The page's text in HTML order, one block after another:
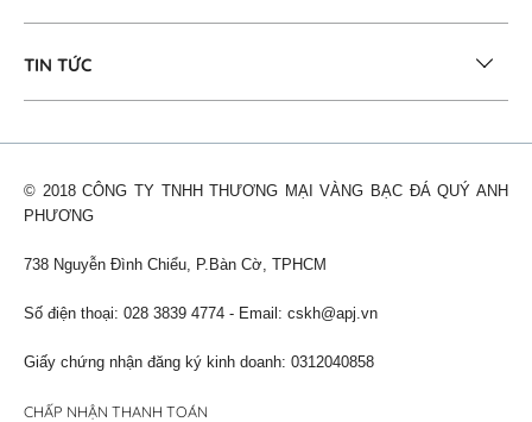
TIN TỨC
© 2018 CÔNG TY TNHH THƯƠNG MẠI VÀNG BẠC ĐÁ QUÝ ANH
PHƯƠNG
738 Nguyễn Đình Chiểu, P.Bàn Cờ, TPHCM
Số điện thoại: 028 3839 4774 - Email: cskh@apj.vn
Giấy chứng nhận đăng ký kinh doanh: 0312040858
CHẤP NHẬN THANH TOÁN